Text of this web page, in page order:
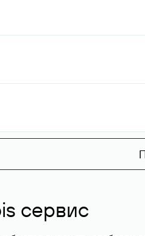
сервис